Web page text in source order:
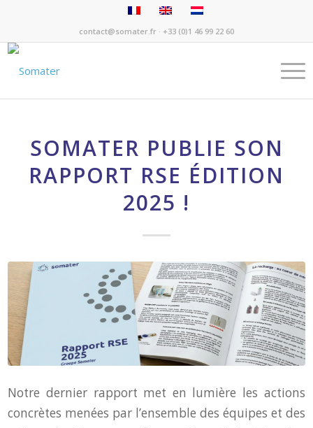
contact@somater.fr · +33 (0)1 46 99 22 60
SOMATER PUBLIE SON
RAPPORT RSE ÉDITION
2025 !
Notre dernier rapport met en lumière les actions
concrètes menées par l’ensemble des équipes et des